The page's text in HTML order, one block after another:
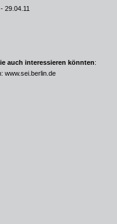
- 29.04.11
auch interessieren könnten:
www.sei.berlin.de